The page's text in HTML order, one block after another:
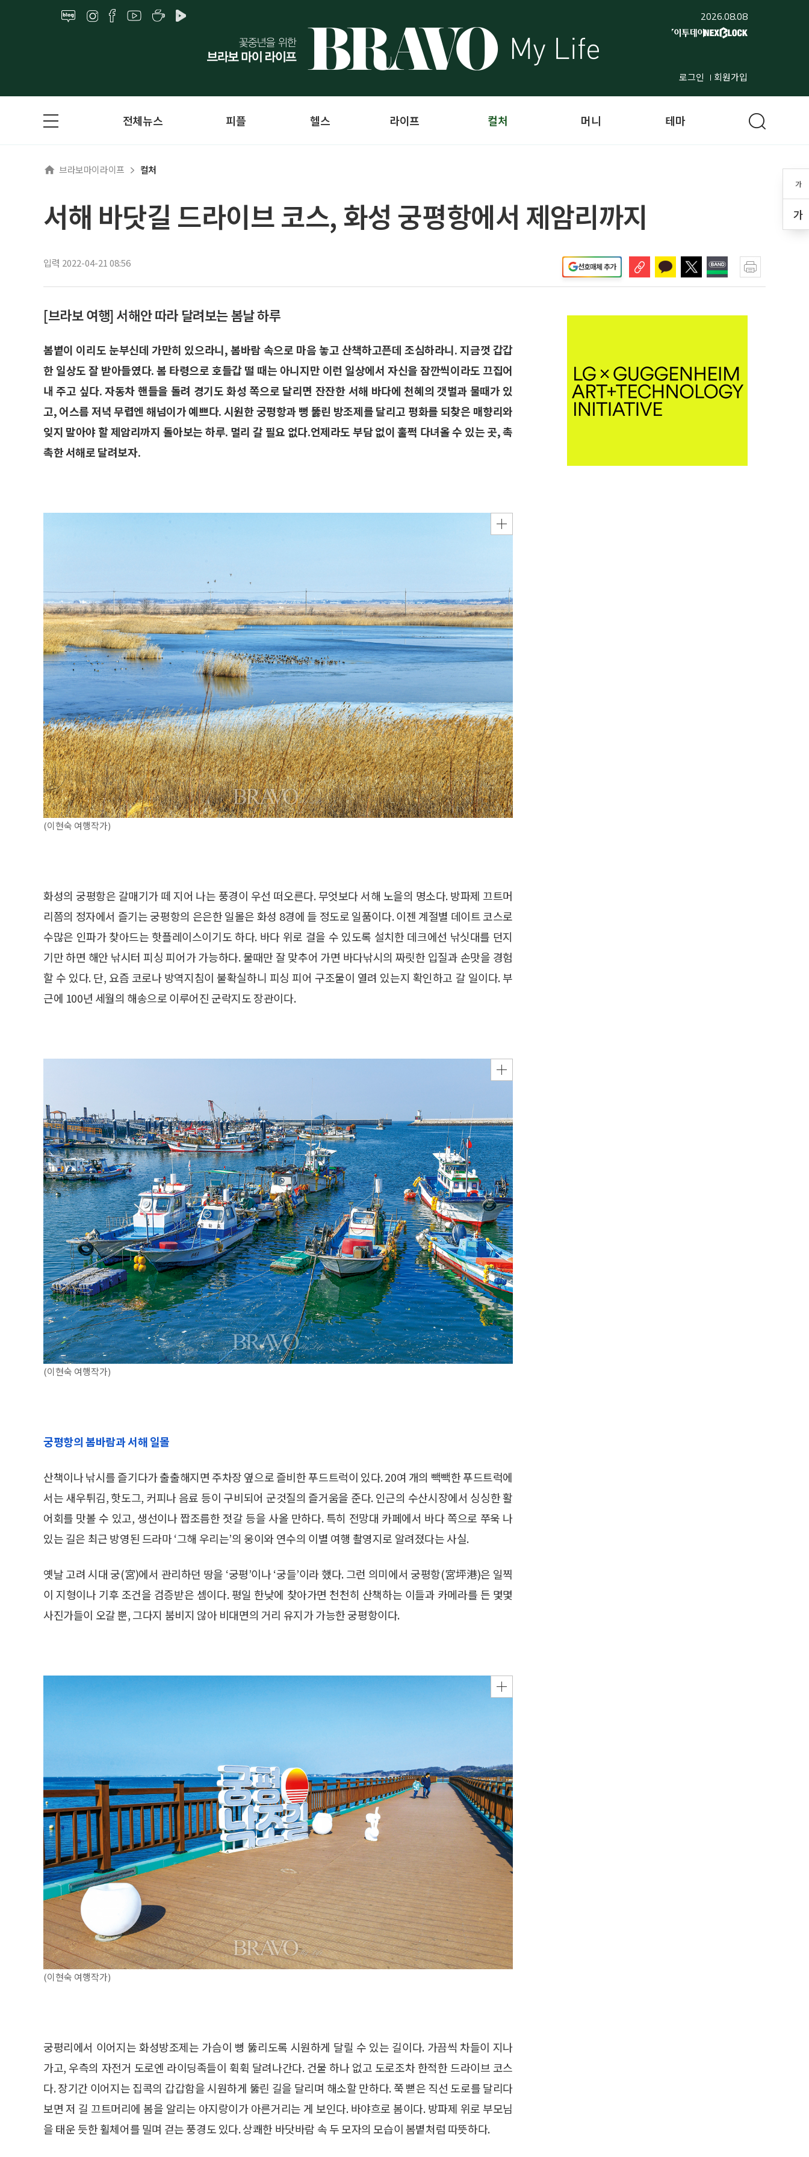
2026.08.08
로그인 회원가입
가
가
전체뉴스 피플 헬스 라이프 컬처 머니 테마
브라보마이라이프 컬처
서해 바닷길 드라이브 코스, 화성 궁평항에서 제암리까지
입력 2022-04-21 08:56 선호매체 추가
[브라보 여행] 서해안 따라 달려보는 봄날 하루
봄볕이 이리도 눈부신데 가만히 있으라니, 봄바람 속으로 마음 놓고 산책하고픈데 조심하라니. 지금껏 갑갑
한 일상도 잘 받아들였다. 봄 타령으로 호들갑 떨 때는 아니지만 이런 일상에서 자신을 잠깐씩이라도 끄집어
내 주고 싶다. 자동차 핸들을 돌려 경기도 화성 쪽으로 달리면 잔잔한 서해 바다에 천혜의 갯벌과 물때가 있
고, 어스름 저녁 무렵엔 해넘이가 예쁘다. 시원한 궁평항과 뻥 뚫린 방조제를 달리고 평화를 되찾은 매향리와
잊지 말아야 할 제암리까지 돌아보는 하루. 멀리 갈 필요 없다.언제라도 부담 없이 훌쩍 다녀올 수 있는 곳, 촉
촉한 서해로 달려보자.
(이현숙 여행작가)
화성의 궁평항은 갈매기가 떼 지어 나는 풍경이 우선 떠오른다. 무엇보다 서해 노을의 명소다. 방파제 끄트머
리쯤의 정자에서 즐기는 궁평항의 은은한 일몰은 화성 8경에 들 정도로 일품이다. 이젠 계절별 데이트 코스로
수많은 인파가 찾아드는 핫플레이스이기도 하다. 바다 위로 걸을 수 있도록 설치한 데크에선 낚싯대를 던지
기만 하면 해안 낚시터 피싱 피어가 가능하다. 물때만 잘 맞추어 가면 바다낚시의 짜릿한 입질과 손맛을 경험
할 수 있다. 단, 요즘 코로나 방역지침이 불확실하니 피싱 피어 구조물이 열려 있는지 확인하고 갈 일이다. 부
근에 100년 세월의 해송으로 이루어진 군락지도 장관이다.
(이현숙 여행작가)
궁평항의 봄바람과 서해 일몰
산책이나 낚시를 즐기다가 출출해지면 주차장 옆으로 즐비한 푸드트럭이 있다. 20여 개의 빽빽한 푸드트럭에
서는 새우튀김, 핫도그, 커피나 음료 등이 구비되어 군것질의 즐거움을 준다. 인근의 수산시장에서 싱싱한 활
어회를 맛볼 수 있고, 생선이나 짭조름한 젓갈 등을 사올 만하다. 특히 전망대 카페에서 바다 쪽으로 쭈욱 나
있는 길은 최근 방영된 드라마 ‘그해 우리는’의 웅이와 연수의 이별 여행 촬영지로 알려졌다는 사실.
옛날 고려 시대 궁(宮)에서 관리하던 땅을 ‘궁평’이나 ‘궁들’이라 했다. 그런 의미에서 궁평항(宮坪港)은 일찍
이 지형이나 기후 조건을 검증받은 셈이다. 평일 한낮에 찾아가면 천천히 산책하는 이들과 카메라를 든 몇몇
사진가들이 오갈 뿐, 그다지 붐비지 않아 비대면의 거리 유지가 가능한 궁평항이다.
(이현숙 여행작가)
궁평리에서 이어지는 화성방조제는 가슴이 뻥 뚫리도록 시원하게 달릴 수 있는 길이다. 가끔씩 차들이 지나
가고, 우측의 자전거 도로엔 라이딩족들이 휙휙 달려나간다. 건물 하나 없고 도로조차 한적한 드라이브 코스
다. 장기간 이어지는 집콕의 갑갑함을 시원하게 뚫린 길을 달리며 해소할 만하다. 쭉 뻗은 직선 도로를 달리다
보면 저 길 끄트머리에 봄을 알리는 아지랑이가 아른거리는 게 보인다. 바야흐로 봄이다. 방파제 위로 부모님
을 태운 듯한 휠체어를 밀며 걷는 풍경도 있다. 상쾌한 바닷바람 속 두 모자의 모습이 봄볕처럼 따뜻하다.